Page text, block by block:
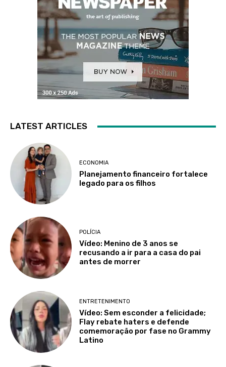
LATEST ARTICLES
ECONOMIA
Planejamento financeiro fortalece
legado para os filhos
POLÍCIA
Vídeo: Menino de 3 anos se
recusando a ir para a casa do pai
antes de morrer
ENTRETENIMENTO
Vídeo: Sem esconder a felicidade;
Flay rebate haters e defende
comemoração por fase no Grammy
Latino